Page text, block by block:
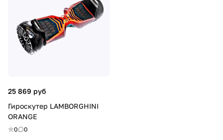
25 869 руб
Гироскутер LAMBORGHINI
ORANGE
0 0